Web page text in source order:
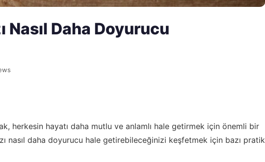
Nasıl Daha Doyurucu
herkesin hayatı daha mutlu ve anlamlı hale getirmek için önemli bir
nasıl daha doyurucu hale getirebileceğinizi keşfetmek için bazı pratik